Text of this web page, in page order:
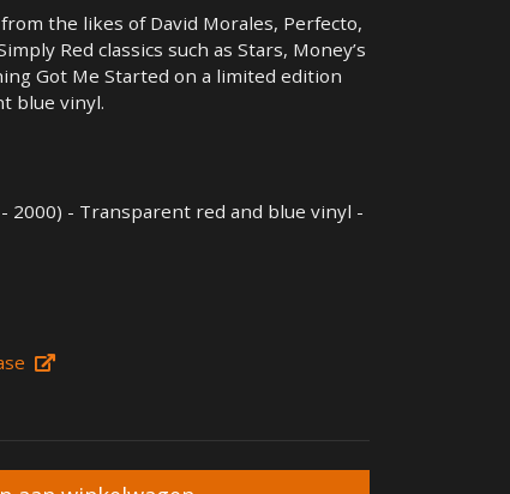
the likes of David Morales, Perfecto,
Red classics such as Stars, Money’s
Got Me Started on a limited edition
blue vinyl.
- 2000) - Transparent red and blue vinyl -